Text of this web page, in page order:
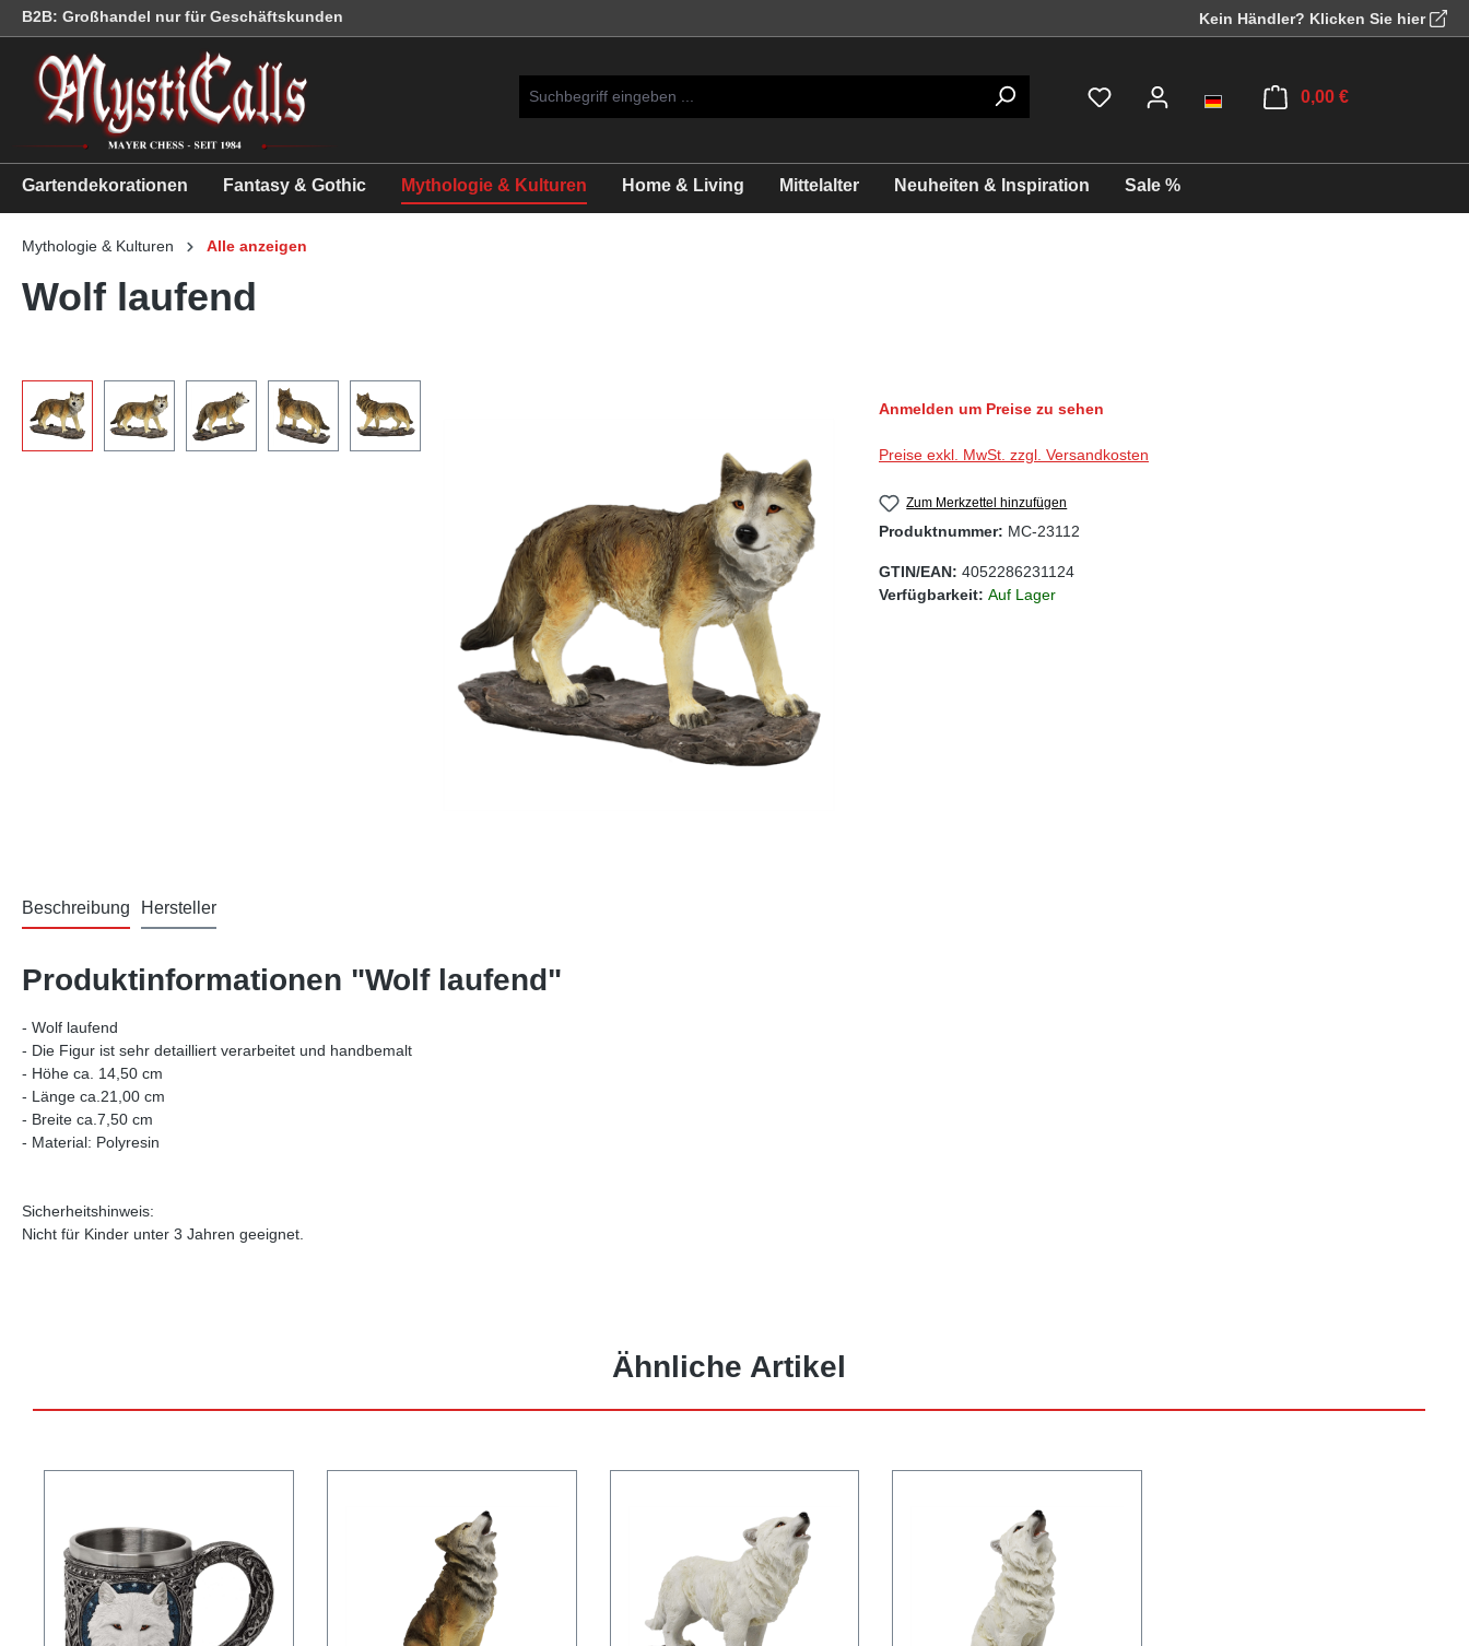
Zur Hauptnavigation springen
B2B: Großhandel nur für Geschäftskunden Kein Händler? Klicken Sie hier
0,00 €
Gartendekorationen Fantasy & Gothic Mythologie & Kulturen Home & Living Mittelalter Neuheiten & Inspiration Sale %
Mythologie & Kulturen Alle anzeigen
Wolf laufend
Bildergalerie überspringen
Anmelden um Preise zu sehen
Preise exkl. MwSt. zzgl. Versandkosten
Zum Merkzettel hinzufügen
Produktnummer: MC-23112
GTIN/EAN: 4052286231124
Verfügbarkeit: Auf Lager
Beschreibung Hersteller
Produktinformationen "Wolf laufend"
- Wolf laufend
- Die Figur ist sehr detailliert verarbeitet und handbemalt
- Höhe ca. 14,50 cm
- Länge ca.21,00 cm
- Breite ca.7,50 cm
- Material: Polyresin
Sicherheitshinweis:
Nicht für Kinder unter 3 Jahren geeignet.
Ähnliche Artikel